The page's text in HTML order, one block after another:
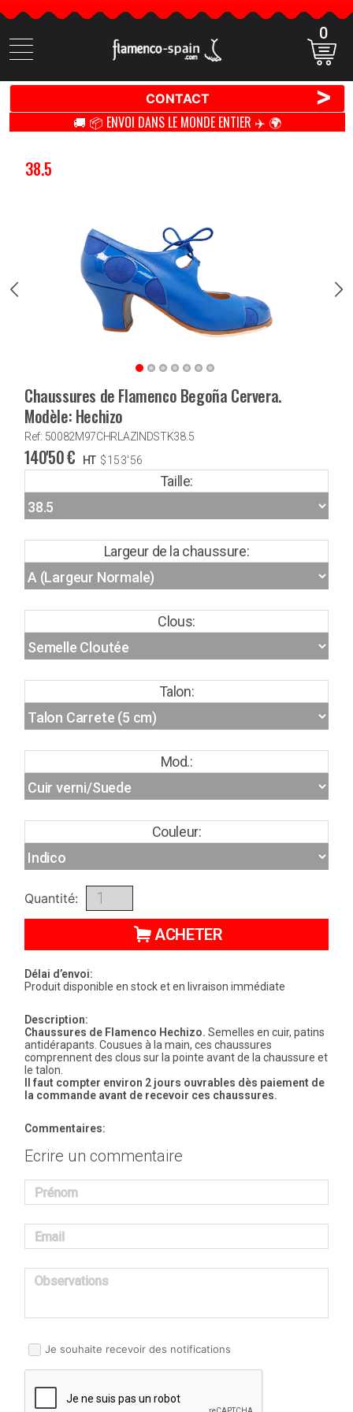
Cherchez
des
0
CONTACT >
🚚 📦 ENVOI DANS LE MONDE ENTIER ✈️ 🌍
38.5
Chaussures de Flamenco Begoña Cervera.
Modèle: Hechizo
Ref: 50082M97CHRLAZINDSTK38.5
140'50€ HT $153'56
Taille:
Largeur de la chaussure:
Clous:
Talon:
Mod.:
Couleur:
Quantité:
ACHETER
Délai d’envoi:
Produit disponible en stock et en livraison immédiate
Description:
Chaussures de Flamenco Hechizo. Semelles en cuir, patins
antidérapants. Cousues à la main, ces chaussures
comprennent des clous sur la pointe avant de la chaussure et
le talon.
Il faut compter environ 2 jours ouvrables dès paiement de
la commande avant de recevoir ces chaussures.
Commentaires:
Ecrire un commentaire
Prénom
Email
Observations
Je souhaite recevoir des notifications